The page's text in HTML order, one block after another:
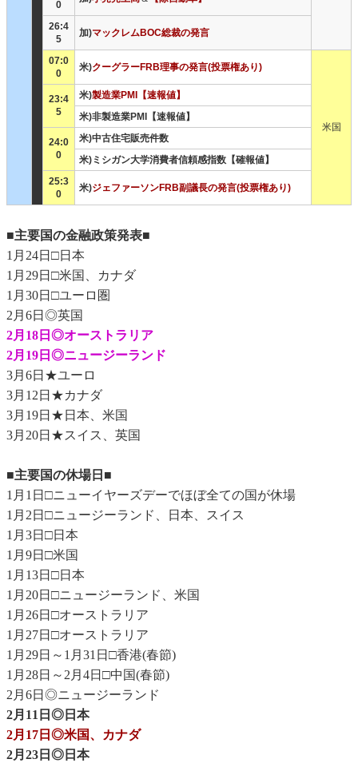
0
26:4
5
加)マックレムBOC総裁の発言
07:0
0
米)クーグラーFRB理事の発言(投票権あり)
米国
23:4
5
米)製造業PMI【速報値】
米)非製造業PMI【速報値】
24:0
0
米)中古住宅販売件数
米)ミシガン大学消費者信頼感指数【確報値】
25:3
0
米)ジェファーソンFRB副議長の発言(投票権あり)
■主要国の金融政策発表■
1月24日□日本
1月29日□米国、カナダ
1月30日□ユーロ圏
2月6日◎英国
2月18日◎オーストラリア
2月19日◎ニュージーランド
3月6日★ユーロ
3月12日★カナダ
3月19日★日本、米国
3月20日★スイス、英国
■主要国の休場日■
1月1日□ニューイヤーズデーでほぼ全ての国が休場
1月2日□ニュージーランド、日本、スイス
1月3日□日本
1月9日□米国
1月13日□日本
1月20日□ニュージーランド、米国
1月26日□オーストラリア
1月27日□オーストラリア
1月29日～1月31日□香港(春節)
1月28日～2月4日□中国(春節)
2月6日◎ニュージーランド
2月11日◎日本
2月17日◎米国、カナダ
2月23日◎日本